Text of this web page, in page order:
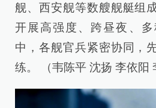
舰、西安舰等数艘舰艇组
开展高强度、跨昼夜、
中，各舰官兵紧密协同，
练。 （韦陈平 沈扬 李依阳